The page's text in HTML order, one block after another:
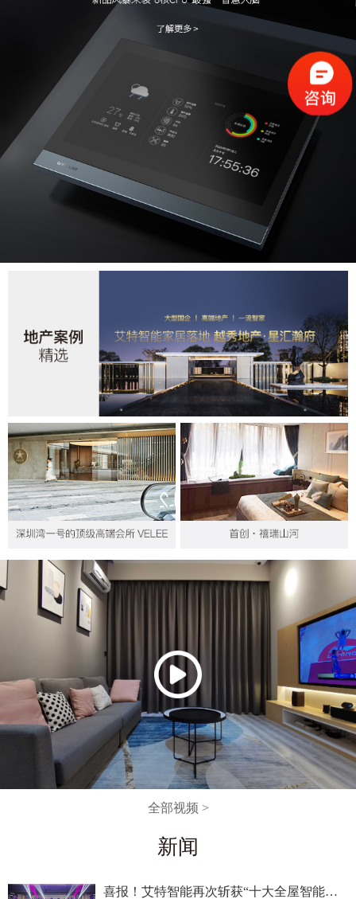
全部视频 >
新闻
喜报！艾特智能再次斩获“十大全屋智能家居品牌